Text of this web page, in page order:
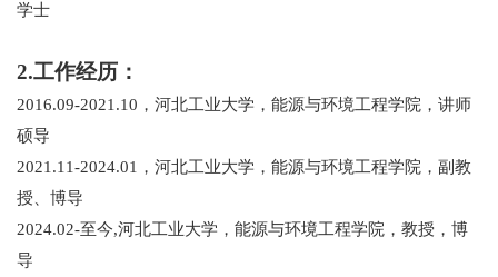
学士
2.工作经历：
2016.09-2021.10 ，河北工业大学，能源与环境工程学院，讲师
硕导
2021.11-2024.01 ，河北工业大学，能源与环境工程学院，副教
授、博导
2024.02-至今,河北工业大学，能源与环境工程学院，教授，博
导